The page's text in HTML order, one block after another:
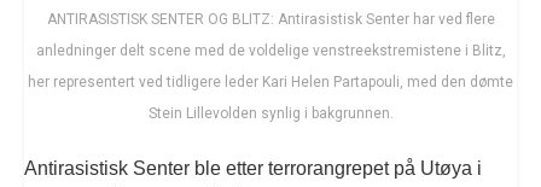
ANTIRASISTISK SENTER OG BLITZ: Antirasistisk Senter har ved flere
anledninger delt scene med de voldelige venstreekstremistene i Blitz,
her representert ved tidligere leder Kari Helen Partapouli, med den dømte
Stein Lillevolden synlig i bakgrunnen.
Antirasistisk Senter ble etter terrorangrepet på Utøya i